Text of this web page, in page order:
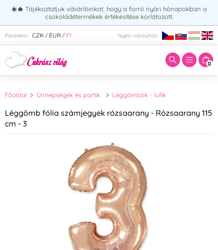
☀️🔥 Tájékoztatjuk vásárlóinkat, hogy a forró nyári hónapokban a
csokoládétermékek értékesítése korlátozott.
Pénznem: CZK / EUR / Ft Nyelv választás:
0
Adja meg a keresett kifejezést:
Főoldal Ünnepségek és partik Léggömbök - lufik
Léggömb fólia számjegyek rózsaarany - Rózsaarany 115
cm - 3